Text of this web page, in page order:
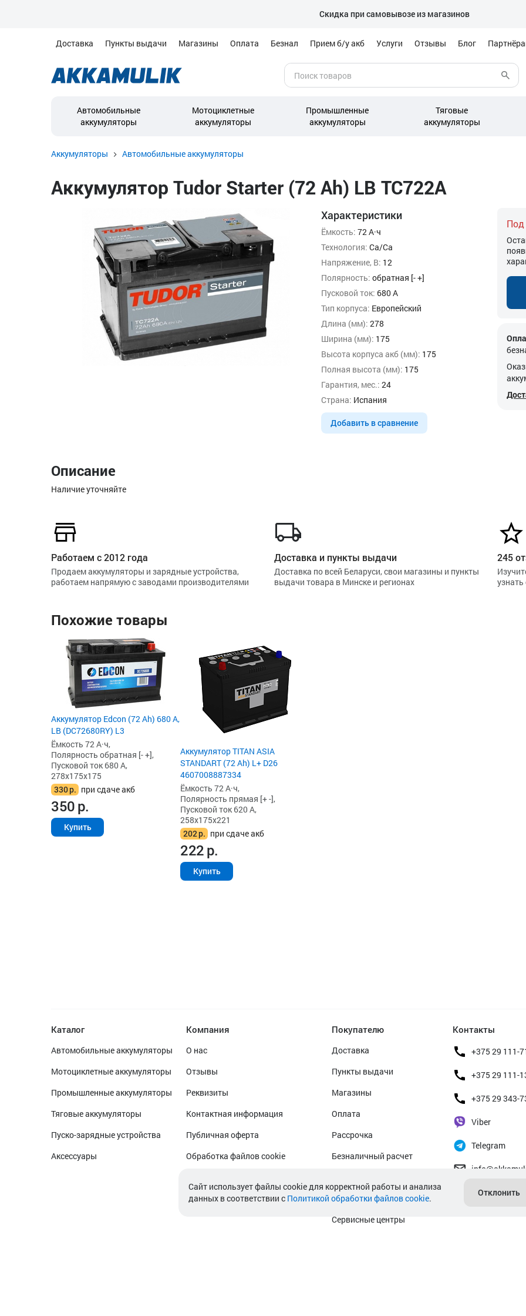
Скидка при самовывозе из магазинов
Доставка Пункты выдачи Магазины Оплата Безнал Прием б/у акб Услуги Отзывы Блог
Автомобильные
аккумуляторы
Мотоциклетные
аккумуляторы
Промышленные
аккумуляторы
Тяговые
аккумуляторы
Аккумуляторы Автомобильные аккумуляторы
Аккумулятор Tudor Starter (72 Ah) LB TC722A
Характеристики
Ёмкость: 72 А·ч
Технология: Ca/Ca
Напряжение, В: 12
Полярность: обратная [- +]
Пусковой ток: 680 А
Тип корпуса: Европейский
Длина (мм): 278
Ширина (мм): 175
Высота корпуса акб (мм): 175
Полная высота (мм): 175
Гарантия, мес.: 24
Страна: Испания
Добавить в сравнение
Под
Описание
Наличие уточняйте
Работаем с 2012 года
Продаем аккумуляторы и зарядные устройства,
работаем напрямую с заводами производителями
Доставка и пункты выдачи
Доставка по всей Беларуси, свои магазины и пункты
выдачи товара в Минске и регионах
245
Похожие товары
Аккумулятор Edcon (72 Ah) 680 А,
LB (DC72680RY) L3
Ёмкость 72 А·ч,
Полярность обратная [- +],
Пусковой ток 680 А,
278x175x175
330р. при сдаче акб
350р.
Купить
Аккумулятор TITAN ASIA
STANDART (72 Ah) L+ D26
4607008887334
Ёмкость 72 А·ч,
Полярность прямая [+ -],
Пусковой ток 620 А,
258x175x221
202р. при сдаче акб
222р.
Купить
Каталог
Автомобильные аккумуляторы
Мотоциклетные аккумуляторы
Промышленные аккумуляторы
Тяговые аккумуляторы
Пуско-зарядные устройства
Аксессуары
Компания
О нас
Отзывы
Реквизиты
Контактная информация
Публичная оферта
Обработка файлов cookie
Покупателю
Доставка
Пункты выдачи
Магазины
Оплата
Рассрочка
Безналичный расчет
Гарантийное обслуживание
Сервисные центры
Контакты
+375 29 111-
+375 29 111-
+375 29 343-
Viber
Telegram
Cайт использует файлы cookie для корректной работы и анализа
данных в соответствии с Политикой обработки файлов cookie.
Отклонить